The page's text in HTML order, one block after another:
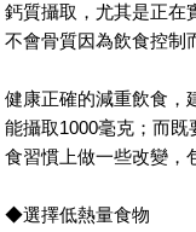
鈣質攝取，尤其是正在
不會骨質因為飲食控制
健康正確的減重飲食，
能攝取1000毫克；而
食習慣上做一些改變，
◆選擇低熱量食物